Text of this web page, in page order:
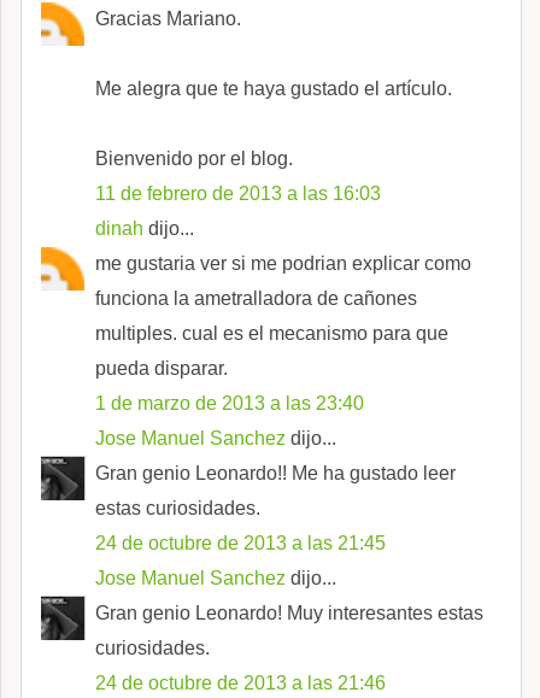
Gracias Mariano.
Me alegra que te haya gustado el artículo.
Bienvenido por el blog.
11 de febrero de 2013 a las 16:03
dinah dijo...
me gustaria ver si me podrian explicar como
funciona la ametralladora de cañones
multiples. cual es el mecanismo para que
pueda disparar.
1 de marzo de 2013 a las 23:40
Jose Manuel Sanchez dijo...
Gran genio Leonardo!! Me ha gustado leer
estas curiosidades.
24 de octubre de 2013 a las 21:45
Jose Manuel Sanchez dijo...
Gran genio Leonardo! Muy interesantes estas
curiosidades.
24 de octubre de 2013 a las 21:46